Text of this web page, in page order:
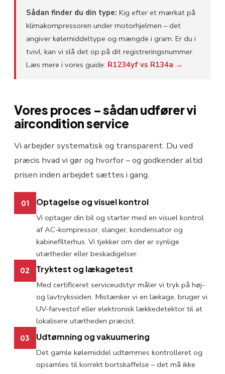
Sådan finder du din type: Kig efter et mærkat på
klimakompressoren under motorhjelmen – det
angiver kølemiddeltype og mængde i gram. Er du i
tvivl, kan vi slå det op på dit registreringsnummer.
Læs mere i vores guide: R1234yf vs R134a →
Vores proces – sådan udfører vi
aircondition service
Vi arbejder systematisk og transparent. Du ved
præcis hvad vi gør og hvorfor – og godkender altid
prisen inden arbejdet sættes i gang.
01 Optagelse og visuel kontrol
Vi optager din bil og starter med en visuel kontrol
af AC-kompressor, slanger, kondensator og
kabinefilterhus. Vi tjekker om der er synlige
utætheder eller beskadigelser.
02 Tryktest og lækagetest
Med certificeret serviceudstyr måler vi tryk på høj-
og lavtrykssiden. Mistænker vi en lækage, bruger vi
UV-farvestof eller elektronisk lækkedetektor til at
lokalisere utætheden præcist.
03 Udtømning og vakuumering
Det gamle kølemiddel udtømmes kontrolleret og
opsamles til korrekt bortskaffelse – det må ikke